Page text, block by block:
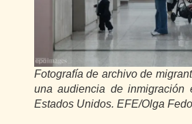
Fotografía de archivo de
una audiencia de inmigración
Estados Unidos. EFE/Olga